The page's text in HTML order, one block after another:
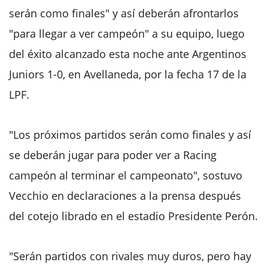
serán como finales" y así deberán afrontarlos
"para llegar a ver campeón" a su equipo, luego
del éxito alcanzado esta noche ante Argentinos
Juniors 1-0, en Avellaneda, por la fecha 17 de la
LPF.
"Los próximos partidos serán como finales y así
se deberán jugar para poder ver a Racing
campeón al terminar el campeonato", sostuvo
Vecchio en declaraciones a la prensa después
del cotejo librado en el estadio Presidente Perón.
"Serán partidos con rivales muy duros, pero hay